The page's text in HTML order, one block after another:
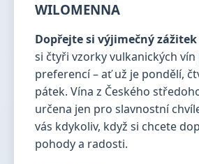
WILOMENNA
Dopřejte si výjimečný zážitek
si čtyři vzorky vulkanických vín
preferencí – ať už je pondělí,
pátek. Vína z Českého
určena jen pro slavnostní
vás kdykoliv, když si chcete
pohody a radosti.